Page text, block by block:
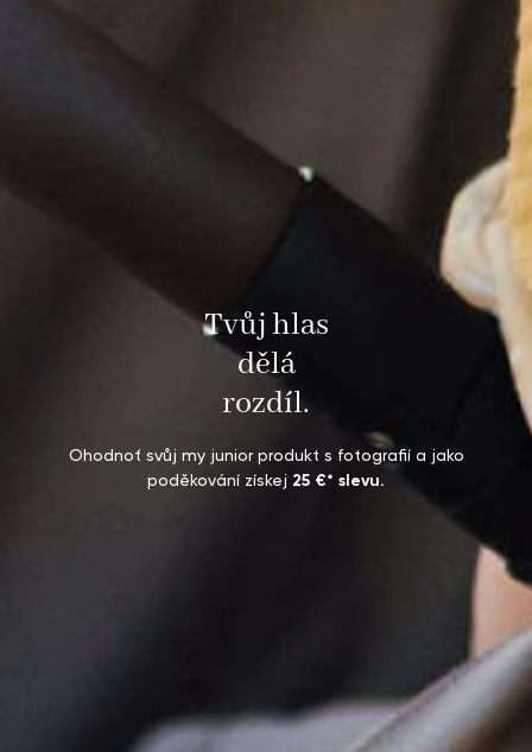
Tvůj hlas
dělá
rozdíl.
Ohodnoť svůj my junior produkt s fotografií a jako
poděkování získej 25 €* slevu.